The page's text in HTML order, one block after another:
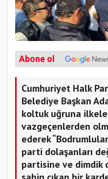
Abone ol
Cumhuriyet Halk
Belediye Başkan
koltuk uğruna
vazgeçenlerden
ederek
parti dolaşanları
partisine ve dimdik